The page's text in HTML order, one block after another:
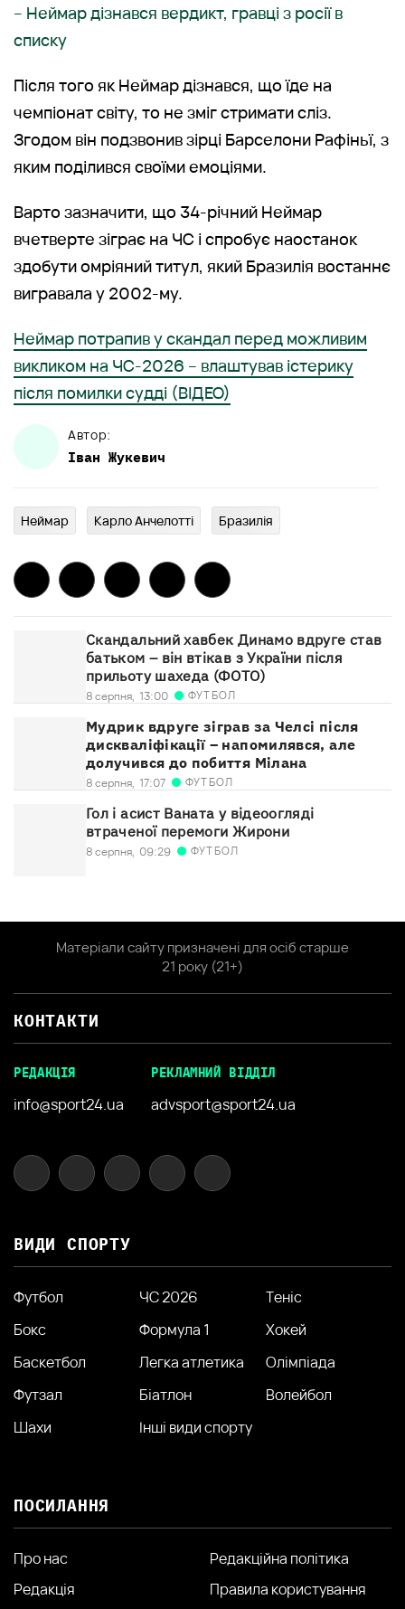
– Неймар дізнався вердикт, гравці з росії в
списку
Після того як Неймар дізнався, що їде на
чемпіонат світу, то не зміг стримати сліз.
Згодом він подзвонив зірці Барселони Рафіньї, з
яким поділився своїми емоціями.
Варто зазначити, що 34-річний Неймар
вчетверте зіграє на ЧС і спробує наостанок
здобути омріяний титул, який Бразилія востаннє
вигравала у 2002-му.
Неймар потрапив у скандал перед можливим
викликом на ЧС-2026 – влаштував істерику
після помилки судді (ВІДЕО)
Автор:
Іван Жукевич
Неймар Карло Анчелотті Бразилія
Скандальний хавбек Динамо вдруге став
батьком – він втікав з України після
прильоту шахеда (ФОТО)
8 серпня, 13:00 ФУТБОЛ
Мудрик вдруге зіграв за Челсі після
дискваліфікації – напомилявся, але
долучився до побиття Мілана
8 серпня, 17:07 ФУТБОЛ
Гол і асист Ваната у відеоогляді
втраченої перемоги Жирони
8 серпня, 09:29 ФУТБОЛ
Матеріали сайту призначені для осіб старше
21 року (21+)
КОНТАКТИ
РЕДАКЦІЯ
info@sport24.ua
РЕКЛАМНИЙ ВІДДІЛ
advsport@sport24.ua
ВИДИ СПОРТУ
Футбол ЧС 2026
Теніс
Бокс
Формула 1
Хокей
Баскетбол
Легка атлетика
Олімпіада
Футзал
Біатлон
Волейбол
Шахи
Інші види спорту
ПОСИЛАННЯ
Про нас
Редакція
Редакційна політика
Правила користування